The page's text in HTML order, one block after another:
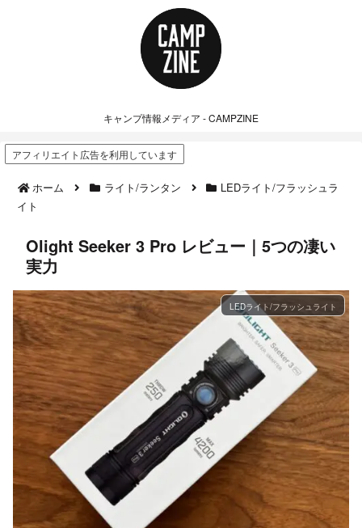
キャンプ情報メディア - CAMPZINE
アフィリエイト広告を利用しています
ホーム ライト/ランタン
LEDライト/フラッシュラ
イト
Olight Seeker 3 Pro レビュー｜5つの凄い
実力
LEDライト/フラッシュライト